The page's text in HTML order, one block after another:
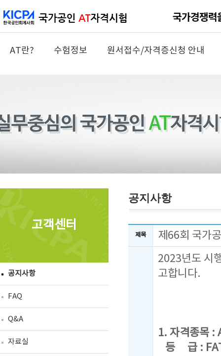
AT란? 수험정보 원서접수/자격증신청 안내
고객센터
공지사항
FAQ
Q&A
자료실
공지사항
제목 제66회 국가
2023년도 시
고합니다.
1. 자격종목
등 급 : FAT